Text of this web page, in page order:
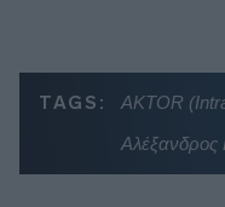
TAGS: AKTOR
Αλέξανδρος